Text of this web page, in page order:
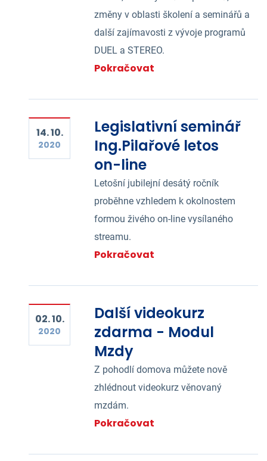
změny v oblasti školení a seminářů a
další zajímavosti z vývoje programů
DUEL a STEREO.
Pokračovat
14. 10.
2020
Legislativní seminář
Ing.Pilařové letos
on-line
Letošní jubilejní desátý ročník
proběhne vzhledem k okolnostem
formou živého on-line vysílaného
streamu.
Pokračovat
02. 10.
2020
Další videokurz
zdarma - Modul
Mzdy
Z pohodlí domova můžete nově
zhlédnout videokurz věnovaný
mzdám.
Pokračovat